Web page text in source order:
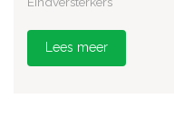
Lees meer